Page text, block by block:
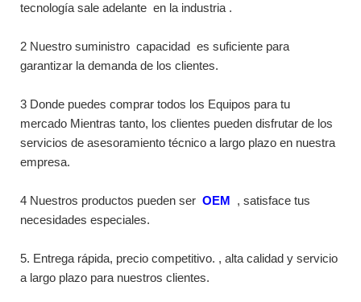
tecnología sale adelante en la industria .
2 Nuestro suministro capacidad
es suficiente para
garantizar la demanda de los clientes.
3 Donde puedes comprar todos los Equipos para tu
mercado Mientras tanto, los clientes pueden disfrutar de los
servicios de asesoramiento técnico a largo plazo en nuestra
empresa.
4 Nuestros productos pueden ser OEM
, satisface tus
necesidades especiales.
5. Entrega rápida, precio competitivo. , alta calidad y servicio
a largo plazo para nuestros clientes.